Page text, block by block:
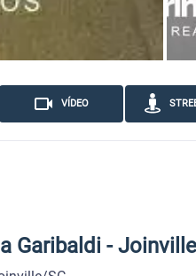
VÍDEO
Garibaldi -